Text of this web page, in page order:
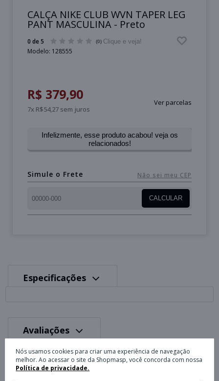
CALÇA NIKE CLUB WVN TAPER LEG
PANT MASCULINA - Preto
0 de 5 (0) Clique e veja!
Modelo: 128555
Ver parcelas
R$ 379,90
7x R$54,27 sem juros
Infelizmente, esse produto acabou! veja os
relacionados!
Simule o Frete Não sei meu CEP
CALCULAR
Especificações
Avaliações
Nós usamos cookies para criar uma experiência de navegação
melhor. Ao acessar o site da Shopmasp, você concorda com nossa
Política de privacidade.